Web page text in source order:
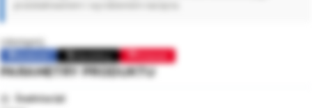
Udostępnij:
Opublikuj Pinterest
PARAMETRY PRODUKTU
Średnica (⌀)